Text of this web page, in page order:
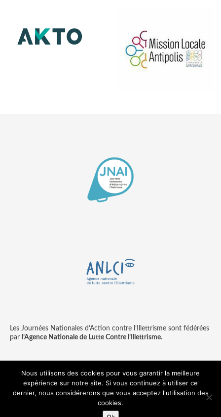
Les Journées Nationales d’Action contre l’Illettrisme sont fédérées
par l’Agence Nationale de Lutte Contre l’Illettrisme.
Contact
Mentions légales
© copyright ANLCI 2018
Nous utilisons des cookies pour vous garantir la meilleure
expérience sur notre site. Si vous continuez à utiliser ce
dernier, nous considérerons que vous acceptez l'utilisation des
cookies.